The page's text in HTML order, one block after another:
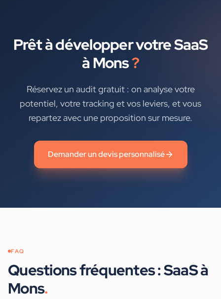
Prêt à développer votreSaaS
à Mons?
Réservez un audit gratuit : on analyse votre
potentiel, votre tracking et vos leviers, et vous
repartez avec une proposition sur mesure.
Demander un devis personnalisé
FAQ
Questions fréquentes :SaaSà
Mons.